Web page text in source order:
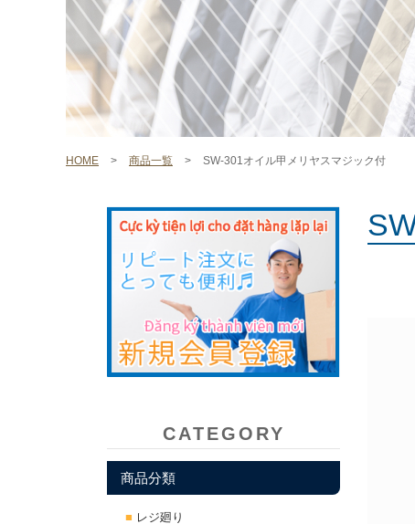
HOME > 商品一覧 > SW-301オイル甲メリヤスマジック付
CATEGORY
商品分類
レジ廻り